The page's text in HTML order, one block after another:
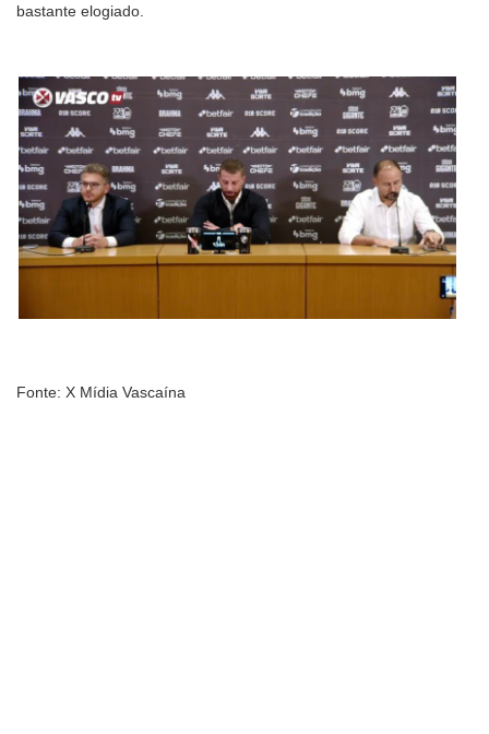
bastante elogiado.
Fonte: X Mídia Vascaína